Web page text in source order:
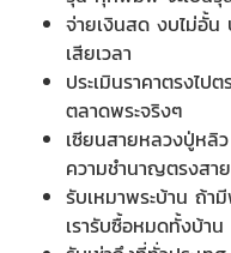
จ่ายเงินสด งบไม่อั้น
เสียเวลา
ประเมินราคาตรงไป
ตลาดพระจริงๆ
เซียนสายหลวงปู่หลิว
ความชำนาญตรงสาย
รับเหมาพระบ้าน ถ้า
เรารับซื้อหมดทั้งบ้าน